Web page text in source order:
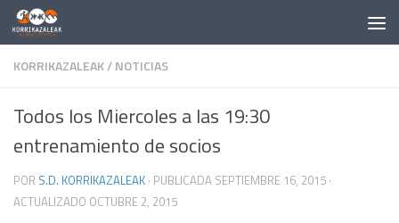
Saltar al contenido
KORRIKAZALEAK/NOTICIAS
Todos los Miercoles a las 19:30
entrenamiento de socios
POR S.D. KORRIKAZALEAK · PUBLICADA SEPTIEMBRE 16, 2015 ·
ACTUALIZADO OCTUBRE 2, 2015